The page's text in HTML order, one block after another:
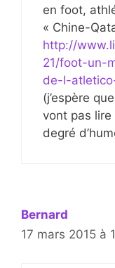
en foot,
« Chine-
http://
21/foot-un-
de-l-
(j’espère
vont pas
degré
Bernard
17 mars 2015 à